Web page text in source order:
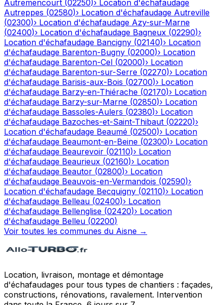
Autremencourt (02250)› Location d'échafaudage
Autreppes (02580)› Location d'échafaudage Autreville
(02300)› Location d'échafaudage Azy-sur-Marne
(02400)› Location d'échafaudage Bagneux (02290)›
Location d'échafaudage Bancigny (02140)› Location
d'échafaudage Barenton-Bugny (02000)› Location
d'échafaudage Barenton-Cel (02000)› Location
d'échafaudage Barenton-sur-Serre (02270)› Location
d'échafaudage Barisis-aux-Bois (02700)› Location
d'échafaudage Barzy-en-Thiérache (02170)› Location
d'échafaudage Barzy-sur-Marne (02850)› Location
d'échafaudage Bassoles-Aulers (02380)› Location
d'échafaudage Bazoches-et-Saint-Thibaut (02220)›
Location d'échafaudage Beaumé (02500)› Location
d'échafaudage Beaumont-en-Beine (02300)› Location
d'échafaudage Beaurevoir (02110)› Location
d'échafaudage Beaurieux (02160)› Location
d'échafaudage Beautor (02800)› Location
d'échafaudage Beauvois-en-Vermandois (02590)›
Location d'échafaudage Becquigny (02110)› Location
d'échafaudage Belleau (02400)› Location
d'échafaudage Bellenglise (02420)› Location
d'échafaudage Belleu (02200)
Voir toutes les communes du Aisne →
Location, livraison, montage et démontage
d'échafaudages pour tous types de chantiers : façades,
constructions, rénovations, ravalement. Intervention